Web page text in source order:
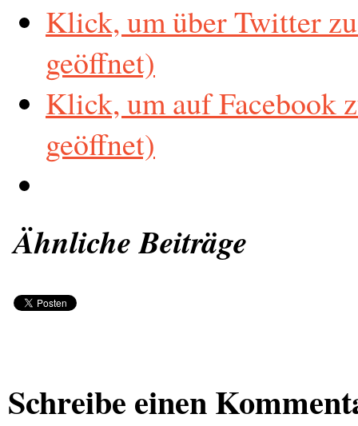
Klick, um über Twitter
geöffnet)
Klick, um auf Facebook
geöffnet)
Ähnliche Beiträge
Schreibe einen